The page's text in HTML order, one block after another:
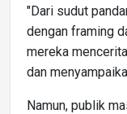
"Dari sudut
dengan framing
mereka
dan
Namun, publik